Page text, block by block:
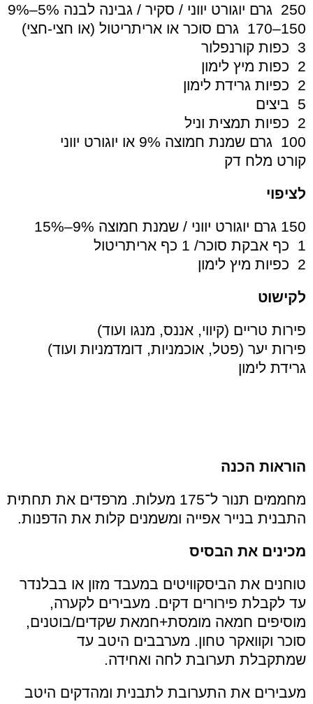
250 גרם יוגורט יווני / סקיר / גבינה לבנה 5%–9%
150–170 גרם סוכר או אריתריטול (או חצי-חצי)
3 כפות קורנפלור
2 כפות מיץ לימון
2 כפיות גרידת לימון
5 ביצים
2 כפיות תמצית וניל
100 גרם שמנת חמוצה 9% או יוגורט יווני
קורט מלח דק
לציפוי
150 גרם יוגורט יווני / שמנת חמוצה 9%–15%
1 כף אבקת סוכר/ 1 כף אריתריטול
2 כפיות מיץ לימון
לקישוט
פירות טריים (קיווי, אננס, מנגו ועוד)
פירות יער (פטל, אוכמניות, דומדמניות ועוד)
גרידת לימון
הוראות הכנה
מחממים תנור ל־175 מעלות. מרפדים את תחתית
התבנית בנייר אפייה ומשמנים קלות את הדפנות.
מכינים את הבסיס
טוחנים את הביסקוויטים במעבד מזון או בבלנדר
עד לקבלת פירורים דקים. מעבירים לקערה,
מוסיפים חמאה מומסת+חמאת שקדים/בוטנים,
סוכר וקוואקר טחון. מערבבים היטב עד
שמתקבלת תערובת לחה ואחידה.
מעבירים את התערובת לתבנית ומהדקים היטב